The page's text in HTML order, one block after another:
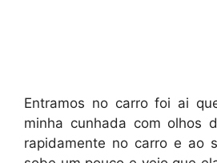
Entramos no carro foi ai
minha cunhada com olhos
rapidamente no carro e ao